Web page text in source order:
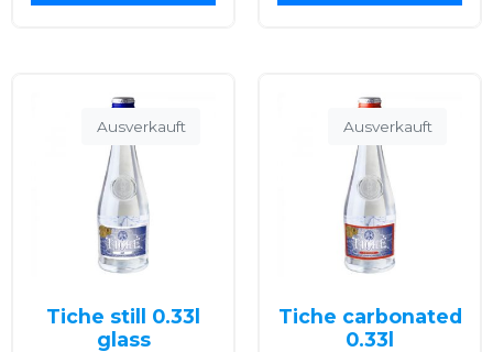
Ausverkauft
Tiche still 0.33l
glass
Ausverkauft
Tiche carbonated
0.33l